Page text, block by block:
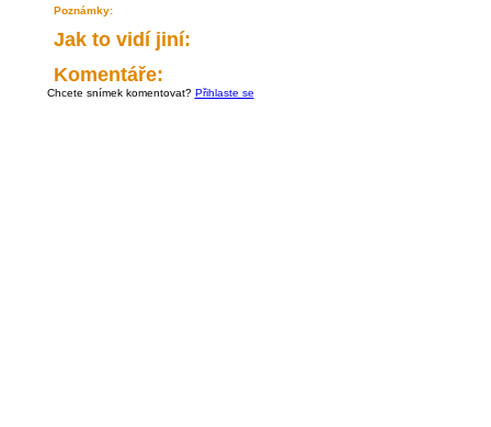
Poznámky:
Jak to vidí jiní:
Komentáře:
Chcete snímek komentovat? Přihlaste se